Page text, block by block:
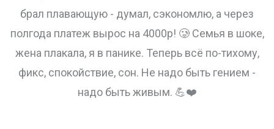
брал плавающую - думал, сэкономлю, а через
полгода платеж вырос на 4000р! 🥲 Семья в шоке,
жена плакала, я в панике. Теперь всё по-тихому,
фикс, спокойствие, сон. Не надо быть гением -
надо быть живым. 💪❤️